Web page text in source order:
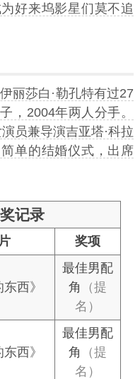
好来坞影星们莫不追
丽莎白·勒孔特有过27
，2004年两人分手。
员兼导演吉亚塔·科拉
单的结婚仪式，出席
记录
奖项
东西》
最佳男配
角
（提
名）
东西》
最佳男配
角
（提
名）